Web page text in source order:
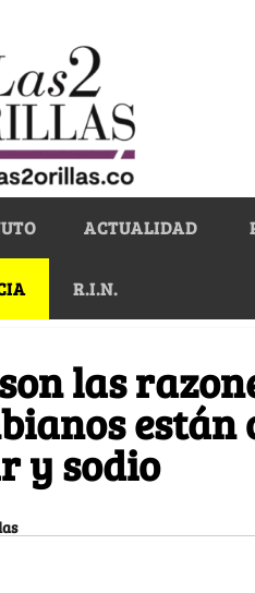
ACTUALIDAD
R.I.N.
las
están
y sodio